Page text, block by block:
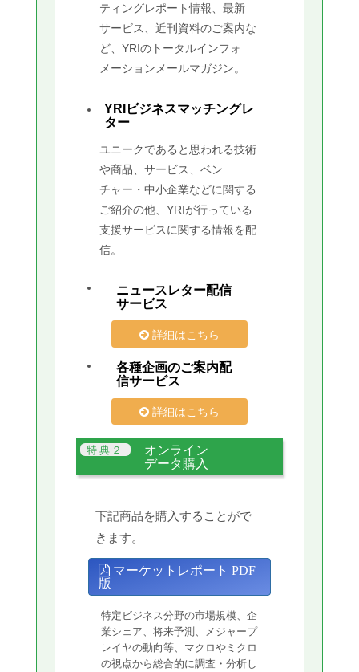
ティングレポート情報、最新
サービス、近刊資料のご案内な
ど、YRIのトータルインフォ
メーションメールマガジン。
YRIビジネスマッチングレ
ター
ユニークであると思われる技術
や商品、サービス、ベン
チャー・中小企業などに関する
ご紹介の他、YRIが行っている
支援サービスに関する情報を配
信。
ニュースレター配信
サービス
詳細はこちら
各種企画のご案内配
信サービス
詳細はこちら
オンライン
データ購入
下記商品を購入することがで
きます。
マーケットレポート PDF
版
特定ビジネス分野の市場規模、企
業シェア、将来予測、メジャープ
レイヤの動向等、マクロやミクロ
の視点から総合的に調査・分析し